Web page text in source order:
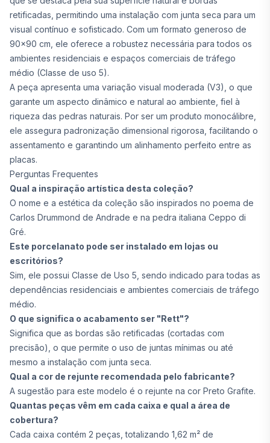
retificadas, permitindo uma instalação com junta seca para um
visual contínuo e sofisticado. Com um formato generoso de
90x90 cm, ele oferece a robustez necessária para todos os
ambientes residenciais e espaços comerciais de tráfego
médio (Classe de uso 5).
A peça apresenta uma variação visual moderada (V3), o que
garante um aspecto dinâmico e natural ao ambiente, fiel à
riqueza das pedras naturais. Por ser um produto monocálibre,
ele assegura padronização dimensional rigorosa, facilitando o
assentamento e garantindo um alinhamento perfeito entre as
placas.
Perguntas Frequentes
Qual a inspiração artística desta coleção?
O nome e a estética da coleção são inspirados no poema de
Carlos Drummond de Andrade e na pedra italiana Ceppo di
Gré.
Este porcelanato pode ser instalado em lojas ou
escritórios?
Sim, ele possui Classe de Uso 5, sendo indicado para todas as
dependências residenciais e ambientes comerciais de tráfego
médio.
O que significa o acabamento ser "Rett"?
Significa que as bordas são retificadas (cortadas com
precisão), o que permite o uso de juntas mínimas ou até
mesmo a instalação com junta seca.
Qual a cor de rejunte recomendada pelo fabricante?
A sugestão para este modelo é o rejunte na cor Preto Grafite.
Quantas peças vêm em cada caixa e qual a área de
cobertura?
Cada caixa contém 2 peças, totalizando 1,62 m² de